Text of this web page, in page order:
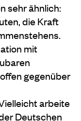
sehr ähnlich:
die Kraft
mit
gegenüber
arbeite
Deutschen